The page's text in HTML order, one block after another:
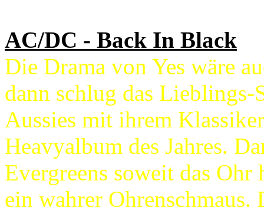
AC/DC - Back In Black
Die Drama von Yes wäre
dann schlug das
Aussies mit ihrem
Heavyalbum des Jahres.
Evergreens soweit das
ein wahrer